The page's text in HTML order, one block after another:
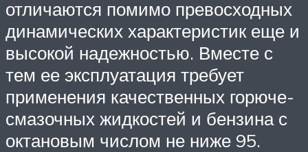
отличаются помимо превосходных
динамических характеристик еще и
высокой надежностью. Вместе с
тем ее эксплуатация требует
применения качественных горюче-
смазочных жидкостей и бензина с
октановым числом не ниже 95.